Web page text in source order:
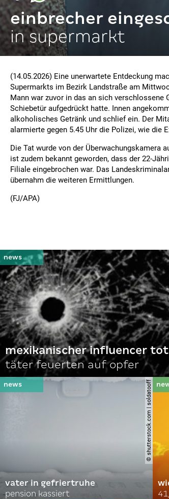
einbrecher
in supermarkt
(14.05.2026) Eine unerwartete Entdeckung
Supermarkts im Bezirk Landstraße am
Mann war zuvor in das an sich verschlossene
Schiebetür aufgedrückt hatte. Innen
alkoholisches Getränk und schlief ein. Der
alarmierte gegen 5.45 Uhr die Polizei, wie die
Die Tat wurde von der Überwachungskamera
ist zudem bekannt geworden, dass der 22-
Filiale eingebrochen war. Das
übernahm die weiteren Ermittlungen.
(FJ/APA)
mexikanischer influencer tot
täter feuerten auf opfer
© shutterstock.com | soldatooff
vater in gefriertruhe
pension kassiert